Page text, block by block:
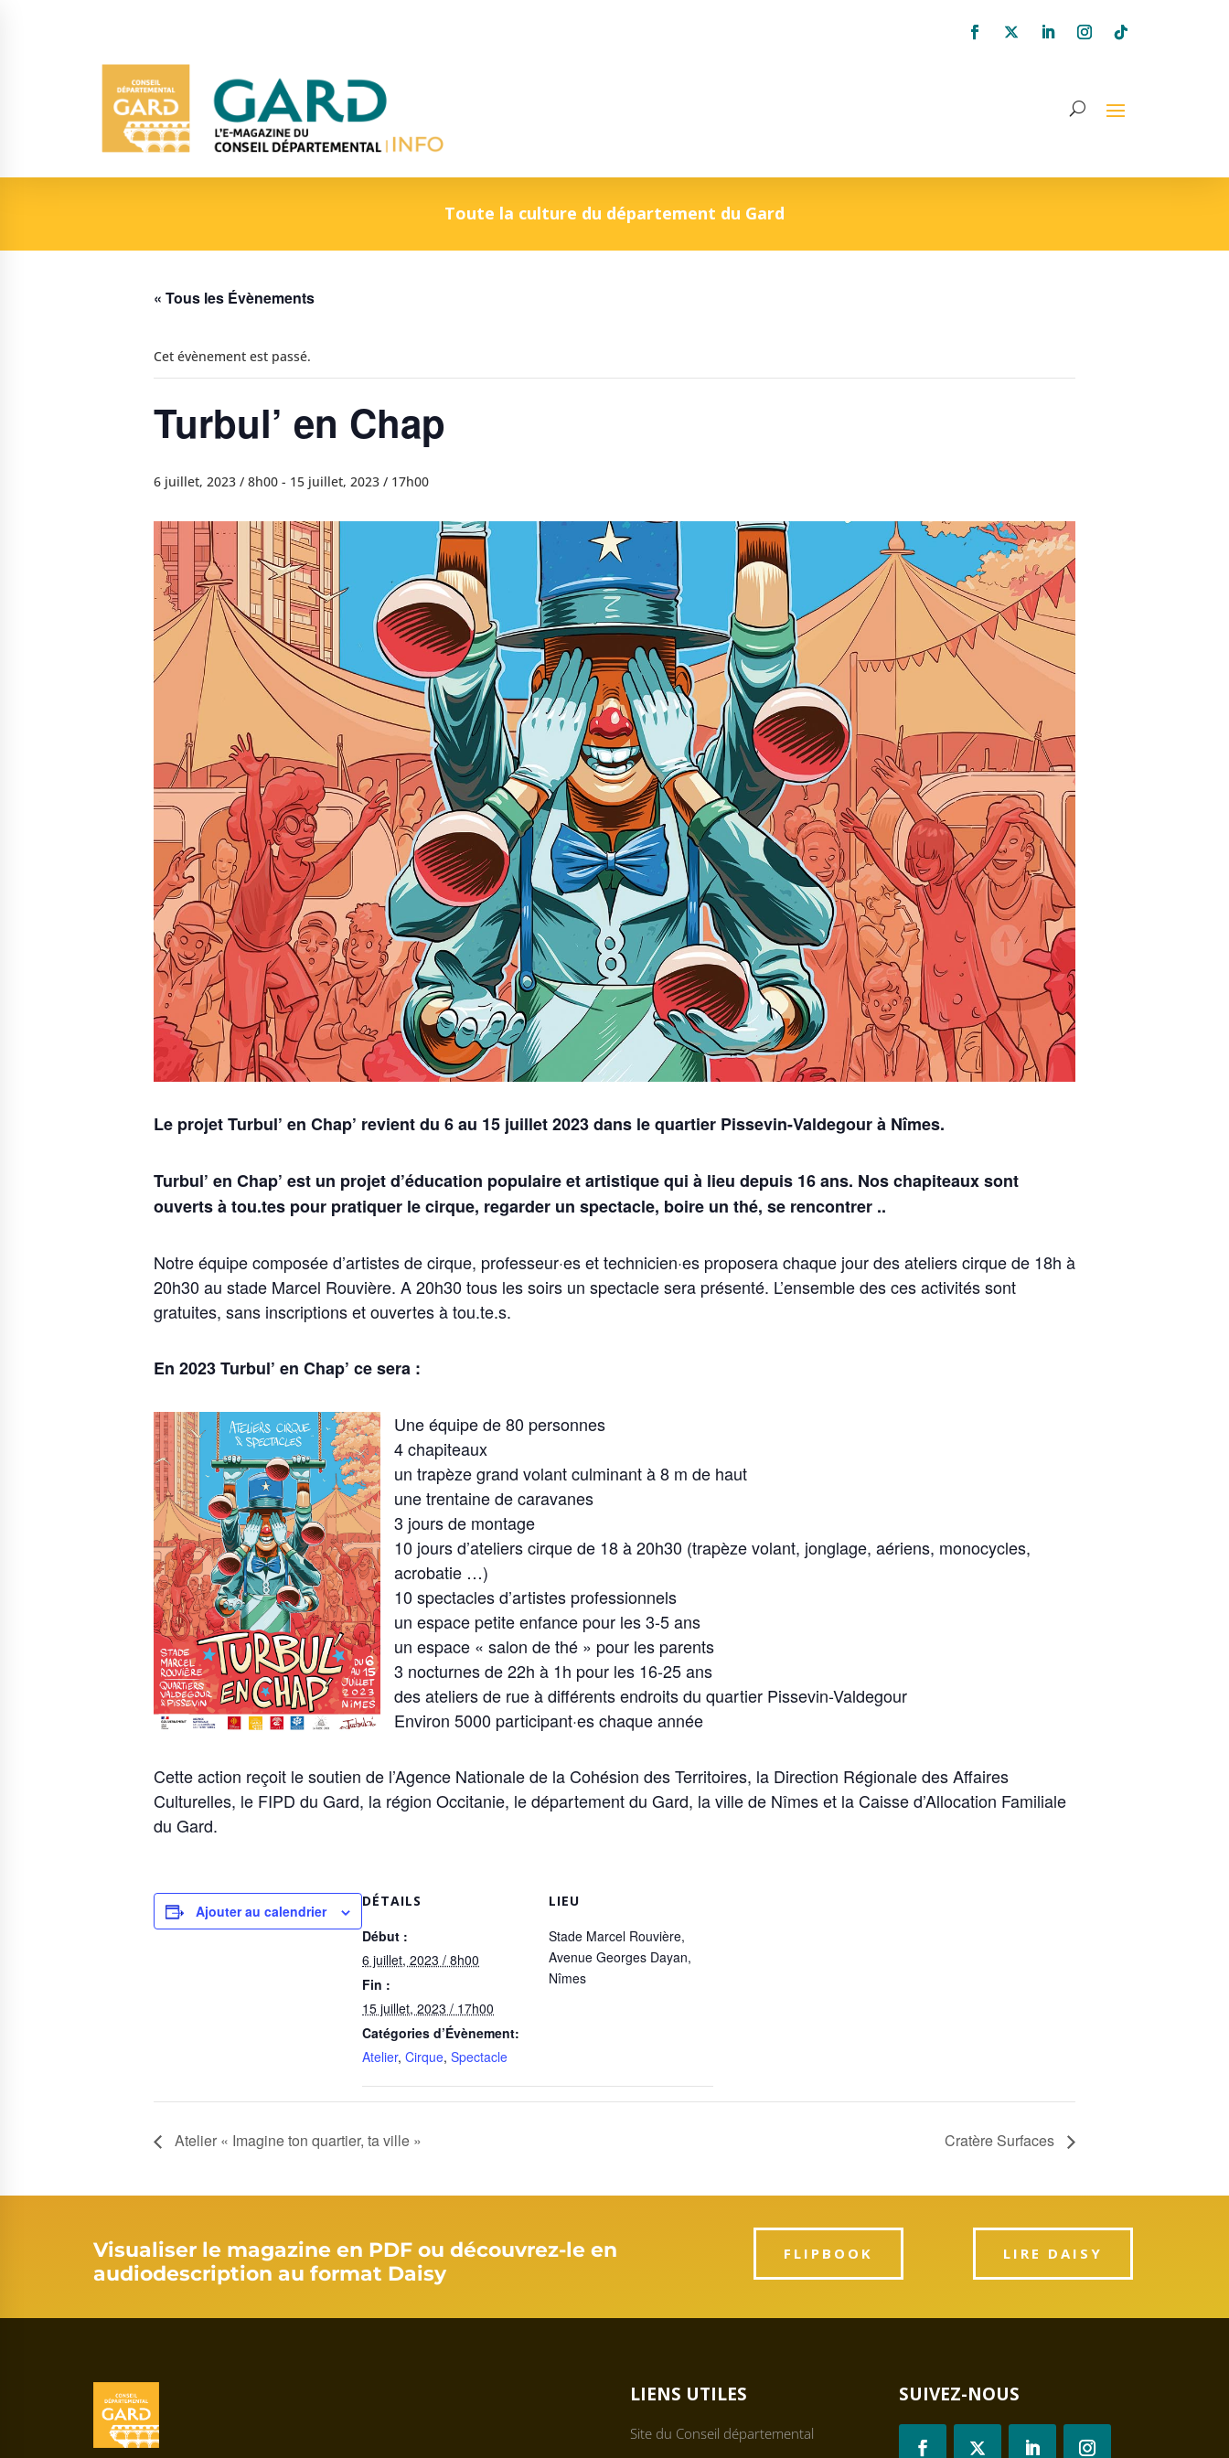
Toute la culture du département du Gard
« Tous les Évènements
Cet évènement est passé.
Turbul’ en Chap
6 juillet, 2023 / 8h00 - 15 juillet, 2023 / 17h00
Le projet Turbul’ en Chap’ revient du 6 au 15 juillet 2023 dans le quartier Pissevin-Valdegour à Nîmes.
Turbul’ en Chap’ est un projet d’éducation populaire et artistique qui à lieu depuis 16 ans. Nos chapiteaux sont
ouverts à tou.tes pour pratiquer le cirque, regarder un spectacle, boire un thé, se rencontrer ..
Notre équipe composée d’artistes de cirque, professeur·es et technicien·es proposera chaque jour des ateliers cirque de 18h à
20h30 au stade Marcel Rouvière. A 20h30 tous les soirs un spectacle sera présenté. L’ensemble des ces activités sont
gratuites, sans inscriptions et ouvertes à tou.te.s.
En 2023 Turbul’ en Chap’ ce sera :
Une équipe de 80 personnes
4 chapiteaux
un trapèze grand volant culminant à 8 m de haut
une trentaine de caravanes
3 jours de montage
10 jours d’ateliers cirque de 18 à 20h30 (trapèze volant, jonglage, aériens, monocycles,
acrobatie …)
10 spectacles d’artistes professionnels
un espace petite enfance pour les 3-5 ans
un espace « salon de thé » pour les parents
3 nocturnes de 22h à 1h pour les 16-25 ans
des ateliers de rue à différents endroits du quartier Pissevin-Valdegour
Environ 5000 participant·es chaque année
Cette action reçoit le soutien de l’Agence Nationale de la Cohésion des Territoires, la Direction Régionale des Affaires
Culturelles, le FIPD du Gard, la région Occitanie, le département du Gard, la ville de Nîmes et la Caisse d’Allocation Familiale
du Gard.
Ajouter au calendrier
DÉTAILS
Début :
6 juillet, 2023 / 8h00
Fin :
15 juillet, 2023 / 17h00
Catégories d’Évènement:
Atelier, Cirque, Spectacle
LIEU
Stade Marcel Rouvière,
Avenue Georges Dayan,
Nîmes
Atelier « Imagine ton quartier, ta ville » Cratère Surfaces
Visualiser le magazine en PDF ou découvrez-le en
audiodescription au format Daisy
FLIPBOOK LIRE DAISY
LIENS UTILES
Site du Conseil départemental
SUIVEZ-NOUS